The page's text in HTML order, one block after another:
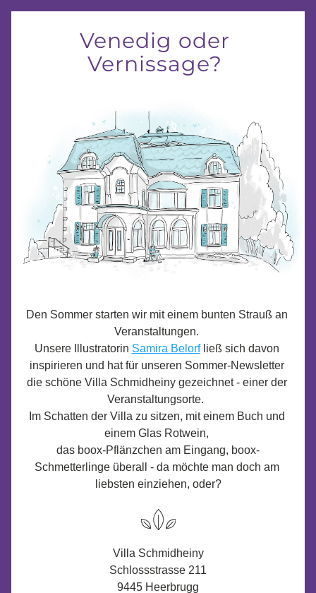
Venedig oder
Vernissage?
Den Sommer starten wir mit einem bunten Strauß an
Veranstaltungen.
Unsere Illustratorin Samira Belorf ließ sich davon
inspirieren und hat für unseren Sommer-Newsletter
die schöne Villa Schmidheiny gezeichnet - einer der
Veranstaltungsorte.
Im Schatten der Villa zu sitzen, mit einem Buch und
einem Glas Rotwein,
das boox-Pflänzchen am Eingang, boox-
Schmetterlinge überall - da möchte man doch am
liebsten einziehen, oder?
Villa Schmidheiny
Schlossstrasse 211
9445 Heerbrugg